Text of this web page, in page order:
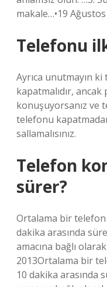
makale…•19
Telefonu
Ayrıca unutmayın
kapatmalıdır,
konuşuyorsanız ve
telefonu
sallamalısınız.
Telefon
sürer?
Ortalama bir
dakika arasında
amacına bağlı
2013Ortalama bir
10 dakika arasında